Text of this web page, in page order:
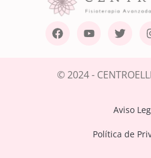
© 2024 -
Aviso
Política de